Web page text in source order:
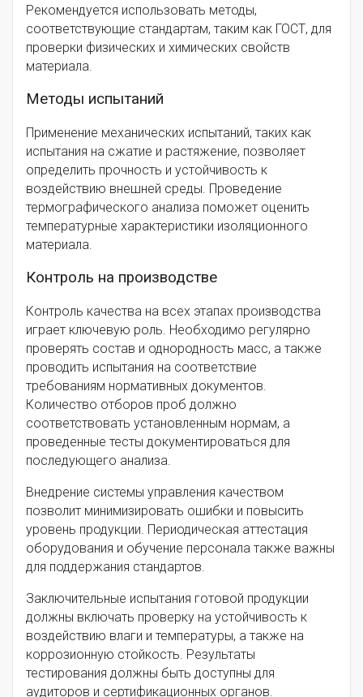
Рекомендуется использовать методы,
соответствующие стандартам, таким как ГОСТ, для
проверки физических и химических свойств
материала.
Методы испытаний
Применение механических испытаний, таких как
испытания на сжатие и растяжение, позволяет
определить прочность и устойчивость к
воздействию внешней среды. Проведение
термографического анализа поможет оценить
температурные характеристики изоляционного
материала.
Контроль на производстве
Контроль качества на всех этапах производства
играет ключевую роль. Необходимо регулярно
проверять состав и однородность масс, а также
проводить испытания на соответствие
требованиям нормативных документов.
Количество отборов проб должно
соответствовать установленным нормам, а
проведенные тесты документироваться для
последующего анализа.
Внедрение системы управления качеством
позволит минимизировать ошибки и повысить
уровень продукции. Периодическая аттестация
оборудования и обучение персонала также важны
для поддержания стандартов.
Заключительные испытания готовой продукции
должны включать проверку на устойчивость к
воздействию влаги и температуры, а также на
коррозионную стойкость. Результаты
тестирования должны быть доступны для
аудиторов и сертификационных органов.